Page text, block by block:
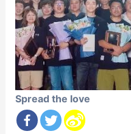
Spread the love